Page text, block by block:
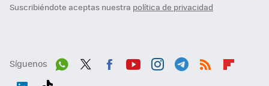
Suscribiéndote aceptas nuestra política de privacidad
Síguenos